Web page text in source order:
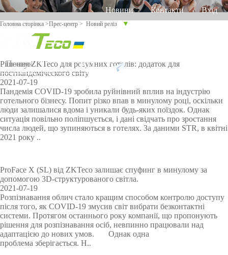
Новини Контакти Вхід
Російська Українська
Про
гра
мне
забе
зпеч
енн
Облік
робочог
Контро
ль
доступу
Торгіве
Уст
атку
ван
ня
про
-19
Більше>
Роз
умн
ий
дім
Відеодо
>
Обл
ік
роб
очог
о
Облік
Облік
за
Віде
осп
осте
реж
Тор
гіве
льн
Біо
мет
рич
Огл
яд
Д
л
я
р
і
з
х
г
а
л
у
з
е
й
Othaim Mall у Саудівській Аравії
Рішення по контролю доступу Ellington Residential (U.A.E)
Переглянути більше
Підтримка
Онлайн
підтрим
ка
FAQ
мити
про
пробле
му
Головна сторінка >Прес-центр > Новий реліз ▼
Рішення ZKTeco для розумних готелів: додаток для
постпандеміческого світу
2021-07-19
Пандемія COVID-19 зробила руйнівний вплив на індустрію
готельного бізнесу. Попит різко впав в минулому році, оскільки
люди залишалися вдома і уникали будь-яких поїздок. Однак
ситуація повільно поліпшується, і дані свідчать про зростання
числа людей, що зупиняються в готелях. За даними STR, в квітні
2021 року ..
ProFace X (SL) від ZKTeco залишає спуфинг в минулому за
допомогою 3D-структурованого світла.
2021-07-19
Розпізнавання облич стало кращим способом контролю доступу
після того, як COVID-19 змусив світ вибрати безконтактні
системи. Протягом останнього року компанії, що пропонують
рішення для розпізнавання осіб, невпинно працювали над
адаптацією до нових умов. Однак одна
проблема зберігається. Н..